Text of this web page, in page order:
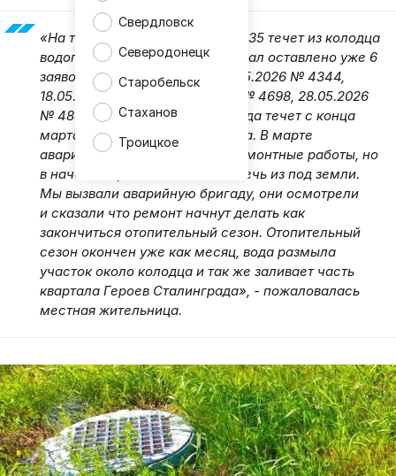
Свердловск
Северодонецк
Старобельск
Стаханов
Троицкое
«На территории школы-сад № 135 течет из колодца
водопроводная вода. В водоканал оставлено уже 6
заявок (04.05.2026 № 4127, 13.05.2026 № 4344,
18.05.2026 № 4519, 25.05.2026 № 4698, 28.05.2026
№ 4836, 02.06.2026 № 4931). Вода течет с конца
марта месяца, но текла из люка. В марте
аварийная бригада сделала ремонтные работы, но
в начале апреля вода начала течь из под земли.
Мы вызвали аварийную бригаду, они осмотрели
и сказали что ремонт начнут делать как
закончиться отопительный сезон. Отопительный
сезон окончен уже как месяц, вода размыла
участок около колодца и так же заливает часть
квартала Героев Сталинграда», - пожаловалась
местная жительница.